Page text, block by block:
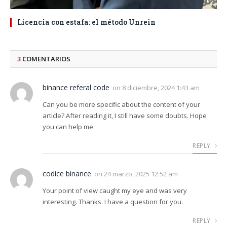
Licencia con estafa: el método Unrein
3 COMENTARIOS
binance referal code on 8 diciembre, 2024 1:43 am
Can you be more specific about the content of your
article? After reading it, I still have some doubts. Hope
you can help me.
REPLY
codice binance on 24 marzo, 2025 12:52 am
Your point of view caught my eye and was very
interesting. Thanks. I have a question for you.
REPLY